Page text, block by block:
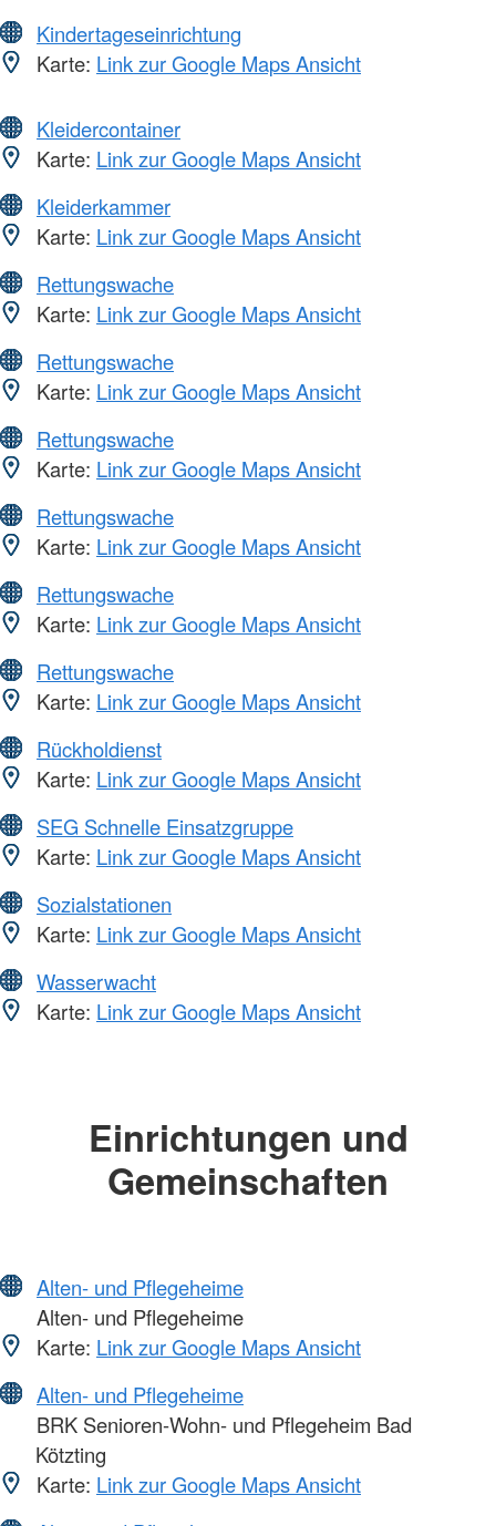
Kindertageseinrichtung
Karte: Link zur Google Maps Ansicht
Kleidercontainer
Karte: Link zur Google Maps Ansicht
Kleiderkammer
Karte: Link zur Google Maps Ansicht
Rettungswache
Karte: Link zur Google Maps Ansicht
Rettungswache
Karte: Link zur Google Maps Ansicht
Rettungswache
Karte: Link zur Google Maps Ansicht
Rettungswache
Karte: Link zur Google Maps Ansicht
Rettungswache
Karte: Link zur Google Maps Ansicht
Rettungswache
Karte: Link zur Google Maps Ansicht
Rückholdienst
Karte: Link zur Google Maps Ansicht
SEG Schnelle Einsatzgruppe
Karte: Link zur Google Maps Ansicht
Sozialstationen
Karte: Link zur Google Maps Ansicht
Wasserwacht
Karte: Link zur Google Maps Ansicht
Einrichtungen und
Gemeinschaften
Alten- und Pflegeheime
Alten- und Pflegeheime
Karte: Link zur Google Maps Ansicht
Alten- und Pflegeheime
BRK Senioren-Wohn- und Pflegeheim Bad
Kötzting
Karte: Link zur Google Maps Ansicht